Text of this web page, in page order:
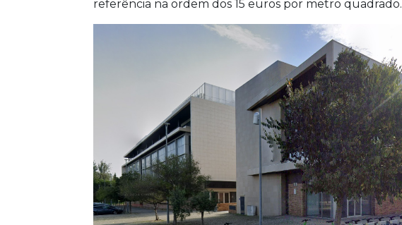
referência na ordem dos 15 euros por metro quadrado.